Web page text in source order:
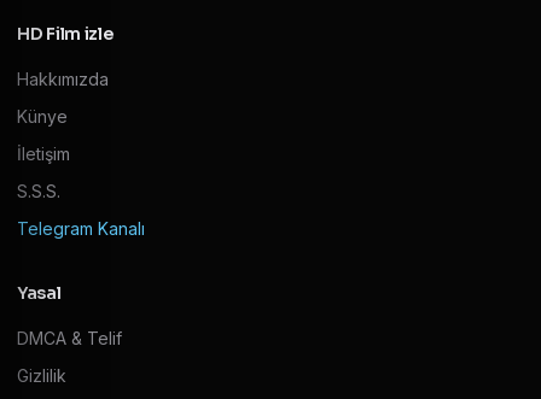
HD Film izle
Hakkımızda
Künye
İletişim
S.S.S.
Telegram Kanalı
Yasal
DMCA & Telif
Gizlilik